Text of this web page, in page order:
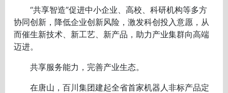
“共享智造”促进中小企业、高校、科研机构等多方
协同创新，降低企业创新风险，激发科创投入意愿，从
而催生新技术、新工艺、新产品，助力产业集群向高端
迈进。
共享服务能力，完善产业生态。
在唐山，百川集团建起全省首家机器人非标产品定